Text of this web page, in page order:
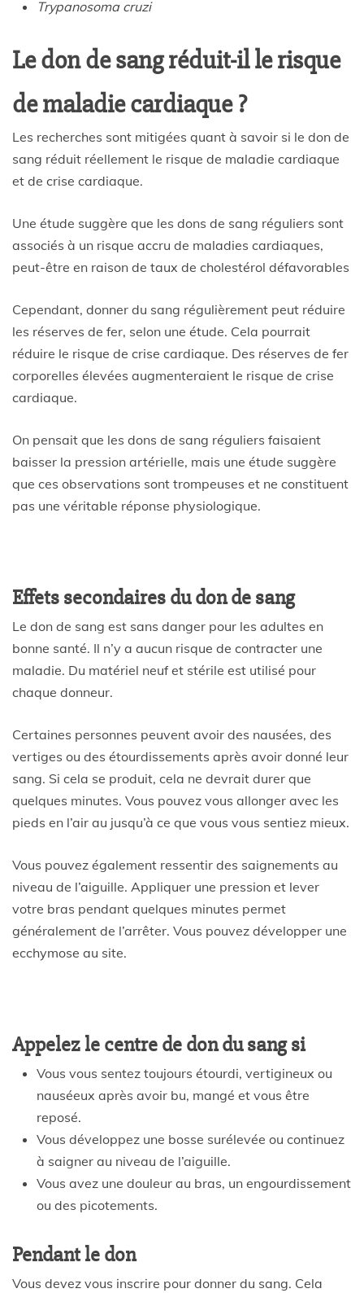
Trypanosoma cruzi
Le don de sang réduit-il le risque
de maladie cardiaque ?
Les recherches sont mitigées quant à savoir si le don de
sang réduit réellement le risque de maladie cardiaque
et de crise cardiaque.
Une étude suggère que les dons de sang réguliers sont
associés à un risque accru de maladies cardiaques,
peut-être en raison de taux de cholestérol défavorables
Cependant, donner du sang régulièrement peut réduire
les réserves de fer, selon une étude. Cela pourrait
réduire le risque de crise cardiaque. Des réserves de fer
corporelles élevées augmenteraient le risque de crise
cardiaque.
On pensait que les dons de sang réguliers faisaient
baisser la pression artérielle, mais une étude suggère
que ces observations sont trompeuses et ne constituent
pas une véritable réponse physiologique.
Effets secondaires du don de sang
Le don de sang est sans danger pour les adultes en
bonne santé. Il n’y a aucun risque de contracter une
maladie. Du matériel neuf et stérile est utilisé pour
chaque donneur.
Certaines personnes peuvent avoir des nausées, des
vertiges ou des étourdissements après avoir donné leur
sang. Si cela se produit, cela ne devrait durer que
quelques minutes. Vous pouvez vous allonger avec les
pieds en l’air au jusqu’à ce que vous vous sentiez mieux.
Vous pouvez également ressentir des saignements au
niveau de l’aiguille. Appliquer une pression et lever
votre bras pendant quelques minutes permet
généralement de l’arrêter. Vous pouvez développer une
ecchymose au site.
Appelez le centre de don du sang si
Vous vous sentez toujours étourdi, vertigineux ou
nauséeux après avoir bu, mangé et vous être
reposé.
Vous développez une bosse surélevée ou continuez
à saigner au niveau de l’aiguille.
Vous avez une douleur au bras, un engourdissement
ou des picotements.
Pendant le don
Vous devez vous inscrire pour donner du sang. Cela